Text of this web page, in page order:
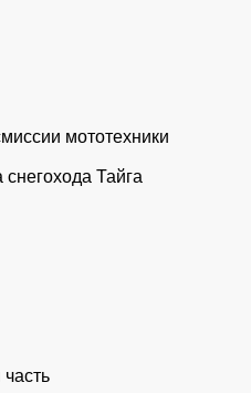
мототехники
Тайга
часть